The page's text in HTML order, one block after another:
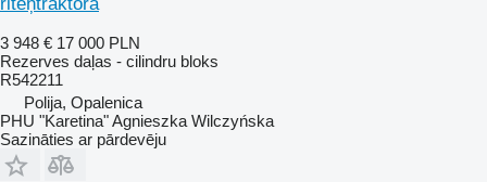
3 948 € 17 000 PLN
Rezerves daļas - cilindru bloks
R542211
Polija, Opalenica
PHU "Karetina" Agnieszka Wilczyńska
Sazināties ar pārdevēju